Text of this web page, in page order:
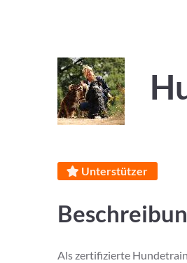
Unterstützer
Als zertifizierte